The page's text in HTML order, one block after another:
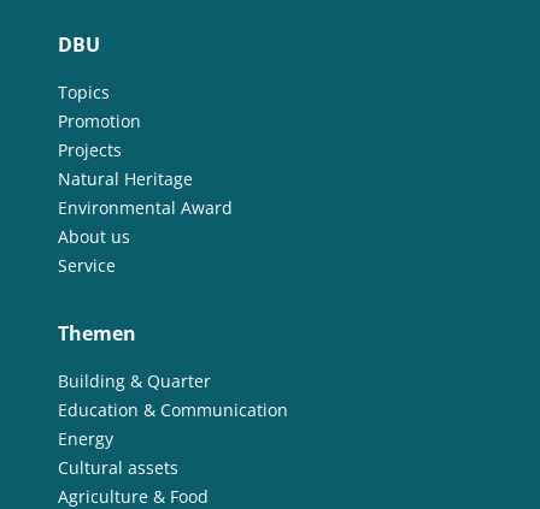
DBU
Topics
Promotion
Projects
Natural Heritage
Environmental Award
About us
Service
Themen
Building & Quarter
Education & Communication
Energy
Cultural assets
Agriculture & Food